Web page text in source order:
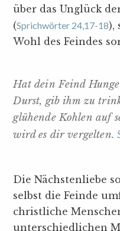
über das Unglück
(Sprichwörter 24,17-18),
Wohl des Feindes
Hat dein Feind
Durst, gib ihm zu
glühende Kohlen auf
wird es dir vergelten.
Die Nächstenliebe
selbst die Feinde
christliche
unterschiedlichen